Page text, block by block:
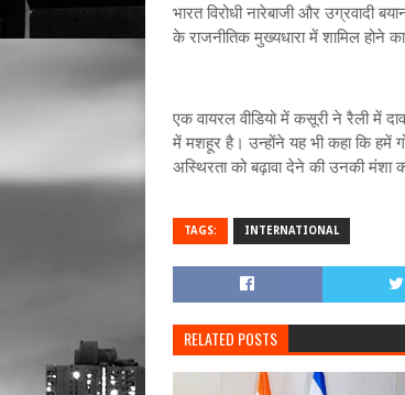
भारत विरोधी नारेबाजी और उग्रवादी
के राजनीतिक मुख्यधारा में शामिल होने
एक वायरल वीडियो में कसूरी ने रैली में
में मशहूर है। उन्होंने यह भी कहा कि हमें
अस्थिरता को बढ़ावा देने की उनकी मंशा
TAGS: INTERNATIONAL
RELATED POSTS